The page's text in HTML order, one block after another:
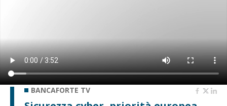
BANCAFORTE TV